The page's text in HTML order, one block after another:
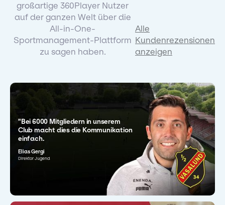
großartige 360Player Nutzer
auf der ganzen Welt über die
All-in-One-
Sportmanagement-Plattform
zu sagen haben.
Alle
Kundenrezensionen
anzeigen
"Bei 6000 Mitgliedern in unserem
Club macht dies die Kommunikation
einfach.
Elias Gergi
Direktor Jugend